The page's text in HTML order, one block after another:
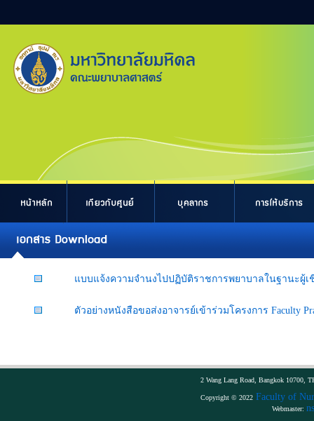
แบบแจ้งความจำนงไปปฏิบัติราชการพยาบาลในฐานะผู้เ
ตัวอย่างหนังสือขอส่งอาจารย์เข้าร่วมโครงการ Faculty
2 Wang Lang Road, Bangkok 10700,
Copyright © 2022 Faculty of
Webmaster: